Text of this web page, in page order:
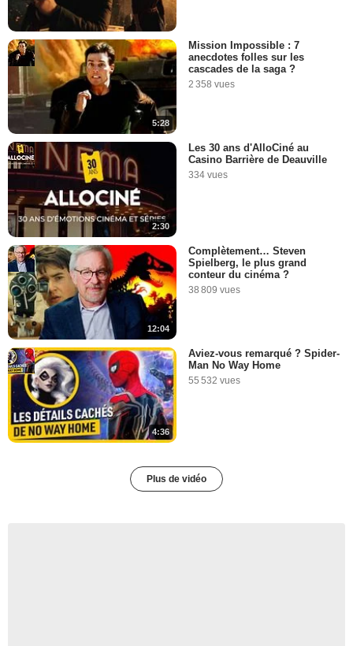
5:28
Mission Impossible : 7
anecdotes folles sur les
cascades de la saga ?
2 358 vues
2:30
Les 30 ans d'AlloCiné au
Casino Barrière de Deauville
334 vues
12:04
Complètement… Steven
Spielberg, le plus grand
conteur du cinéma ?
38 809 vues
4:36
Aviez-vous remarqué ? Spider-
Man No Way Home
55 532 vues
Plus de vidéo